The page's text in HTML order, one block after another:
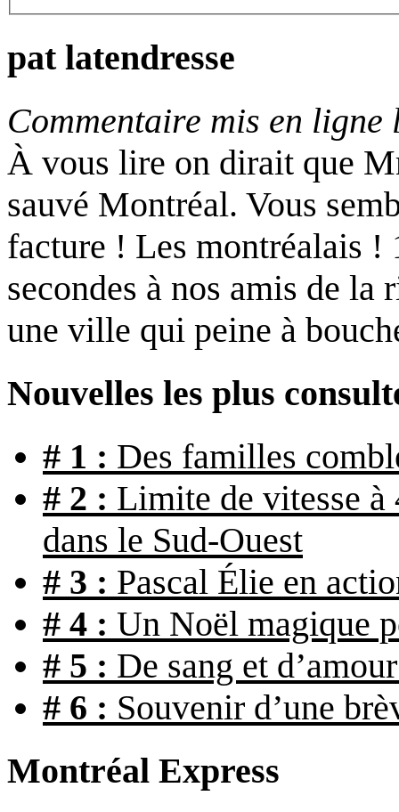
pat latendresse
Commentaire mis en
À vous lire on dirait que
sauvé Montréal. Vous
facture ! Les montréalais
secondes à nos amis de la
une ville qui peine à
Nouvelles les plus
# 1 : Des familles
# 2 : Limite de vitesse à
dans le Sud-Ouest
# 3 : Pascal Élie en
# 4 : Un Noël magique
# 5 : De sang et
# 6 : Souvenir d’une
Montréal Express